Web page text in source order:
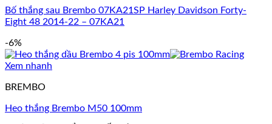
Bố thắng sau Brembo 07KA21SP Harley Davidson Forty-
Eight 48 2014-22 – 07KA21
-6%
Xem nhanh
BREMBO
Heo thắng Brembo M50 100mm